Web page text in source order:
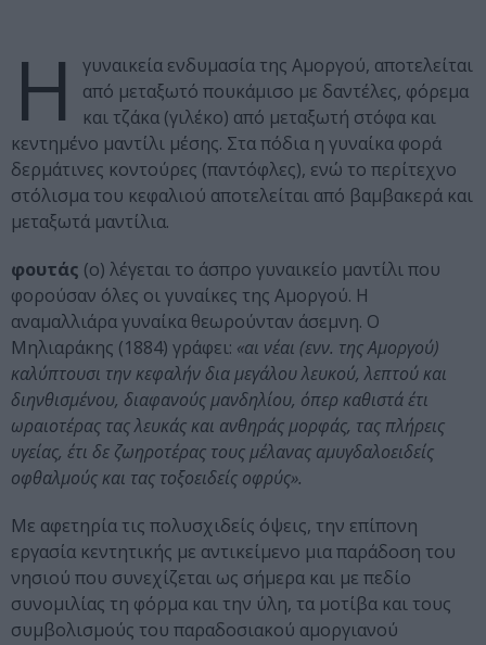
Η
γυναικεία ενδυμασία της Αμοργού, αποτελείται
από μεταξωτό πουκάμισο με δαντέλες, φόρεμα
και τζάκα (γιλέκο) από μεταξωτή στόφα και
κεντημένο μαντίλι μέσης. Στα πόδια η γυναίκα φορά
δερμάτινες κοντούρες (παντόφλες), ενώ το περίτεχνο
στόλισμα του κεφαλιού αποτελείται από βαμβακερά και
μεταξωτά μαντίλια.
φουτάς (ο) λέγεται το άσπρο γυναικείο μαντίλι που
φορούσαν όλες οι γυναίκες της Αμοργού. Η
αναμαλλιάρα γυναίκα θεωρούνταν άσεμνη. Ο
Μηλιαράκης (1884) γράφει: «αι νέαι (ενν. της Αμοργού)
καλύπτουσι την κεφαλήν δια μεγάλου λευκού, λεπτού και
διηνθισμένου, διαφανούς μανδηλίου, όπερ καθιστά έτι
ωραιοτέρας τας λευκάς και ανθηράς μορφάς, τας πλήρεις
υγείας, έτι δε ζωηροτέρας τους μέλανας αμυγδαλοειδείς
οφθαλμούς και τας τοξοειδείς οφρύς».
Με αφετηρία τις πολυσχιδείς όψεις, την επίπονη
εργασία κεντητικής με αντικείμενο μια παράδοση του
νησιού που συνεχίζεται ως σήμερα και με πεδίο
συνομιλίας τη φόρμα και την ύλη, τα μοτίβα και τους
συμβολισμούς του παραδοσιακού αμοργιανού